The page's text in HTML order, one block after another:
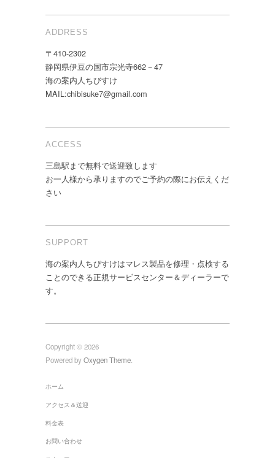
ADDRESS
〒410-2302
静岡県伊豆の国市宗光寺662－47
海の案内人ちびすけ
MAIL:chibisuke7@gmail.com
ACCESS
三島駅まで無料で送迎致します
お一人様から承りますのでご予約の際にお伝えくだ
さい
SUPPORT
海の案内人ちびすけはマレス製品を修理・点検する
ことのできる正規サービスセンター＆ディーラーで
す。
Copyright © 2026
Powered byOxygen Theme.
ホーム
アクセス＆送迎
料金表
お問い合わせ